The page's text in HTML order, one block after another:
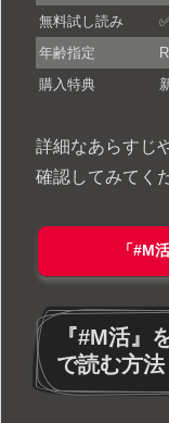
無料試し読み
年齢指定
購入特典
詳細なあらすじ
確認してみてく
「#M
『#M活』
で読む方法